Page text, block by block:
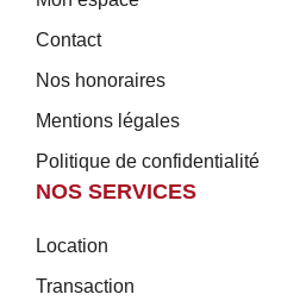
Contact
Nos honoraires
Mentions légales
Politique de confidentialité
NOS SERVICES
Location
Transaction